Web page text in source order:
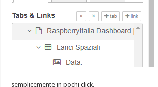
semplicemente in pochi click.